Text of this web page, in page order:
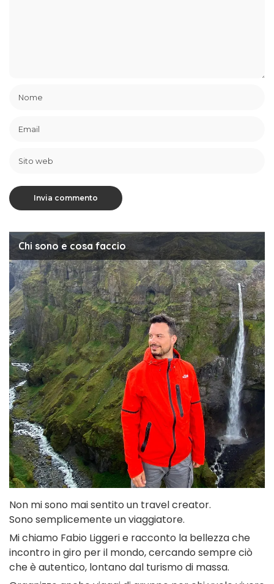
Chi sono e cosa faccio
Non mi sono mai sentito un travel creator.
Sono semplicemente un viaggiatore.
Mi chiamo Fabio Liggeri e racconto la bellezza che
incontro in giro per il mondo, cercando sempre ciò
che è autentico, lontano dal turismo di massa.